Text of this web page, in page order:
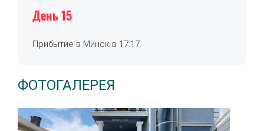
День 15
Прибытие в Минск в 17:17.
ФОТОГАЛЕРЕЯ